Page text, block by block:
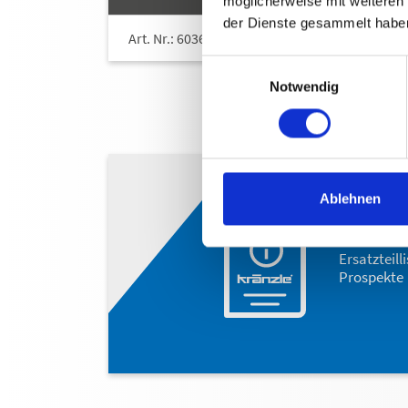
der Dienste gesammelt
Einwilligungsauswahl
Notwendig
Ablehnen
Art. Nr.: 603600
Prospekte